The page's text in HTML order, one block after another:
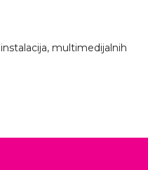
multimedijalnih